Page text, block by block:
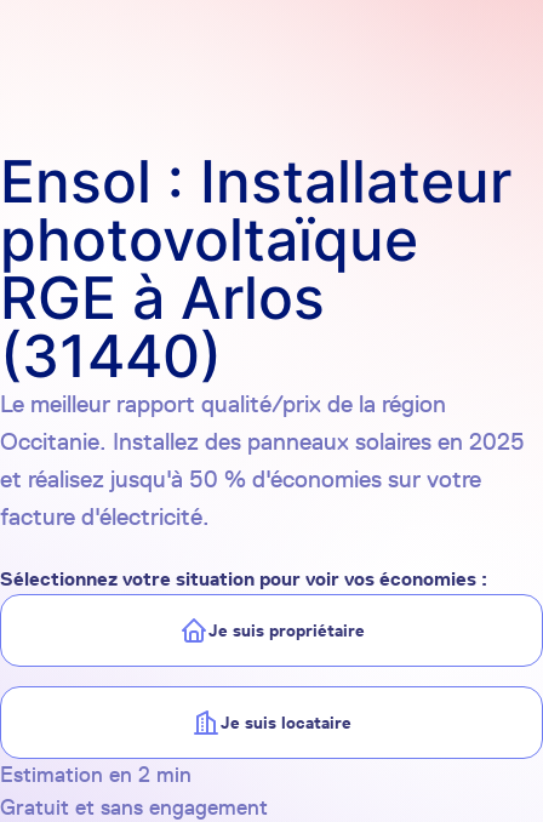
Ensol : Installateur
photovoltaïque
RGE à Arlos
(31440)
Le meilleur rapport qualité/prix de la région
Occitanie. Installez des panneaux solaires en 2025
et réalisez jusqu'à 50 % d'économies sur votre
facture d'électricité.
Sélectionnez votre situation pour voir vos économies :
Je suis propriétaire
Je suis locataire
Estimation en 2 min
Gratuit et sans engagement